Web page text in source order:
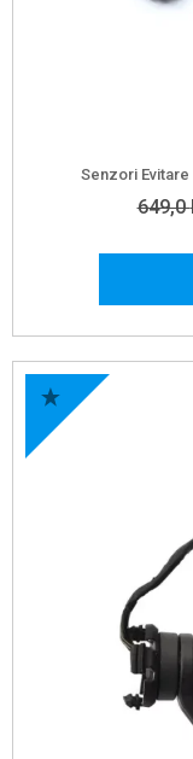
Senzori Evitare
649,0